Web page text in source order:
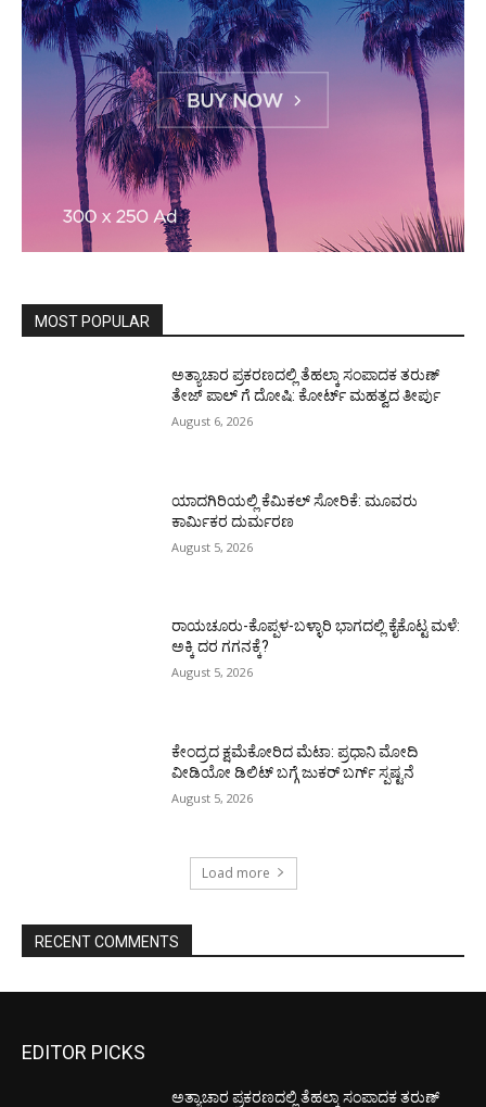
MOST POPULAR
ಅತ್ಯಾಚಾರ ಪ್ರಕರಣದಲ್ಲಿ ತೆಹಲ್ಕಾ ಸಂಪಾದಕ ತರುಣ್‌
ತೇಜ್‌ ಪಾಲ್‌ ಗೆ ದೋಷಿ: ಕೋರ್ಟ್‌ ಮಹತ್ವದ ತೀರ್ಪು
August 6, 2026
ಯಾದಗಿರಿಯಲ್ಲಿ ಕೆಮಿಕಲ್ ಸೋರಿಕೆ: ಮೂವರು
ಕಾರ್ಮಿಕರ ದುರ್ಮರಣ
August 5, 2026
ರಾಯಚೂರು-ಕೊಪ್ಪಳ-ಬಳ್ಳಾರಿ ಭಾಗದಲ್ಲಿ ಕೈಕೊಟ್ಟ ಮಳೆ:
ಅಕ್ಕಿ ದರ ಗಗನಕ್ಕೆ?
August 5, 2026
ಕೇಂದ್ರದ ಕ್ಷಮೆಕೋರಿದ ಮೆಟಾ: ಪ್ರಧಾನಿ ಮೋದಿ
ವೀಡಿಯೋ ಡಿಲಿಟ್ ಬಗ್ಗೆ ಜುಕರ್ ಬರ್ಗ್ ಸ್ಪಷ್ಟನೆ
August 5, 2026
Load more
RECENT COMMENTS
EDITOR PICKS
ಅತ್ಯಾಚಾರ ಪ್ರಕರಣದಲ್ಲಿ ತೆಹಲ್ಕಾ ಸಂಪಾದಕ ತರುಣ್‌